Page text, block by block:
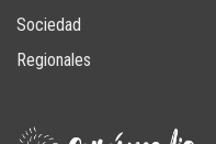
Sociedad
Regionales